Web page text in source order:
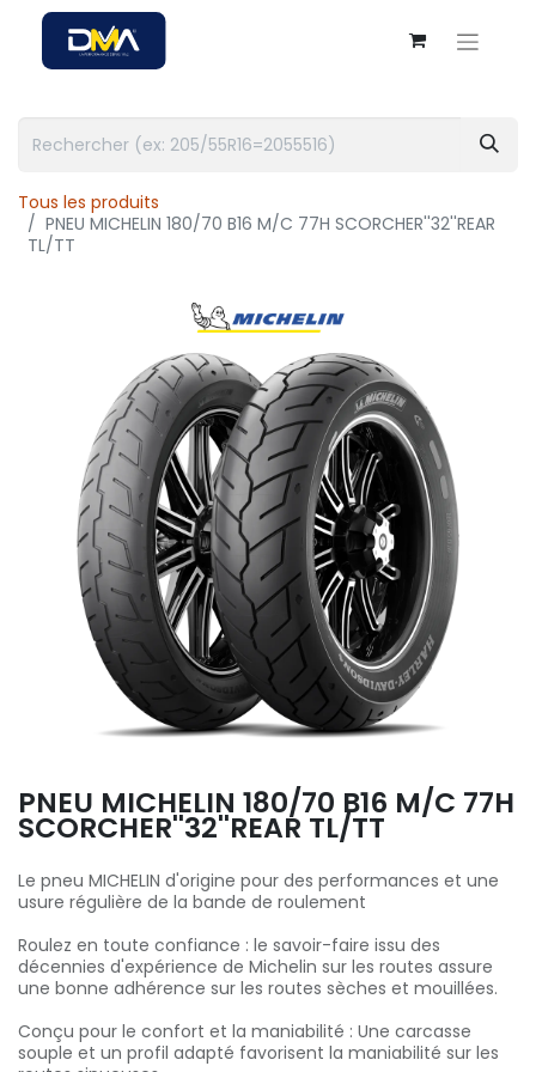
Tous les produits
PNEU MICHELIN 180/70 B16 M/C 77H SCORCHER''32''REAR
TL/TT
PNEU MICHELIN 180/70 B16 M/C 77H
SCORCHER''32''REAR TL/TT
Le pneu MICHELIN d'origine pour des performances et une
usure régulière de la bande de roulement
Roulez en toute confiance : le savoir-faire issu des
décennies d'expérience de Michelin sur les routes assure
une bonne adhérence sur les routes sèches et mouillées.
Conçu pour le confort et la maniabilité : Une carcasse
souple et un profil adapté favorisent la maniabilité sur les